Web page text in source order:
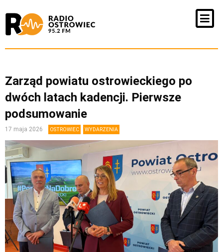
Zarząd powiatu ostrowieckiego po
dwóch latach kadencji. Pierwsze
podsumowanie
17 maja 2026 OSTROWIEC WYDARZENIA